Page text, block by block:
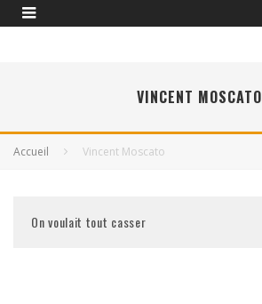
VINCENT MOSCATO
Accueil Vincent Moscato
On voulait tout casser